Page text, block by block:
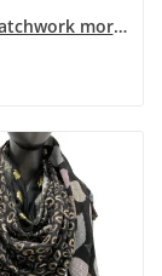
Pañuelo Patchwork morado Estrellado Cosmos 4 en 1